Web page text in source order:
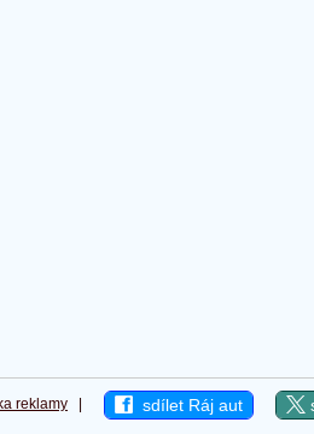
reklamy sdílet Ráj aut